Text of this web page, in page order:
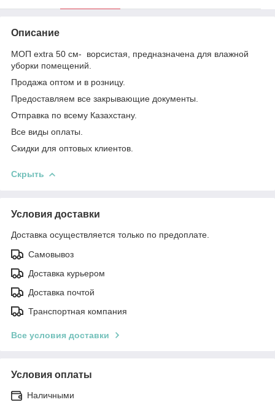
Описание
МОП extra 50 см- ворсистая, предназначена для влажной
уборки помещений.
Продажа оптом и в розницу.
Предоставляем все закрывающие документы.
Отправка по всему Казахстану.
Все виды оплаты.
Скидки для оптовых клиентов.
Скрыть
Условия доставки
Доставка осуществляется только по предоплате.
Самовывоз
Доставка курьером
Доставка почтой
Транспортная компания
Все условия доставки
Условия оплаты
Наличными